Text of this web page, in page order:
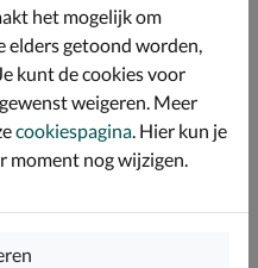
het mogelijk om
elders getoond worden,
kunt de cookies voor
weigeren. Meer
cookiespagina . Hier kun je
moment nog wijzigen.